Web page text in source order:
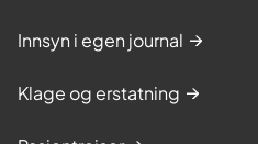
Innsyn i egen journal
Klage og erstatning